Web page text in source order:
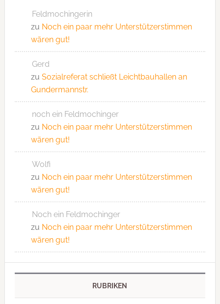
Feldmochingerin
zu Noch ein paar mehr Unterstützerstimmen
wären gut!
Gerd
zu Sozialreferat schließt Leichtbauhallen an
Gundermannstr.
noch ein Feldmochinger
zu Noch ein paar mehr Unterstützerstimmen
wären gut!
Wolfi
zu Noch ein paar mehr Unterstützerstimmen
wären gut!
Noch ein Feldmochinger
zu Noch ein paar mehr Unterstützerstimmen
wären gut!
RUBRIKEN